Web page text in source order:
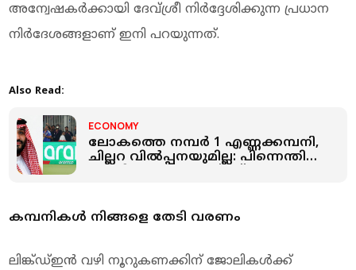
അന്വേഷകർക്കായി ദേവ്ശ്രീ നിർദ്ദേശിക്കുന്ന പ്രധാന
നിർദേശങ്ങളാണ് ഇനി പറയുന്നത്.
Also Read:
ECONOMY
ലോകത്തെ നമ്പർ 1 എണ്ണക്കമ്പനി,
ചില്ലറ വില്‍പ്പനയുമില്ല: പിന്നെന്തിന്
കമ്പനികൾ നിങ്ങളെ തേടി വരണം
ലിങ്ക്ഡ്ഇൻ വഴി നൂറുകണക്കിന് ജോലികൾക്ക്